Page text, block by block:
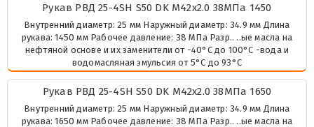
Рукав РВД 25-4SH S50 DK М42х2.0 38МПа 1450
Внутренний диаметр: 25 мм Наружный диаметр: 34.9 мм Длина
рукава: 1450 мм Рабочее давление: 38 МПа Разр.. ..ые масла на
нефтяной основе и их заменители от -40°C до 100°C -вода и
водомасляная эмульсия от 5°C до 93°C
Рукав РВД 25-4SH S50 DK М42х2.0 38МПа 1650
Внутренний диаметр: 25 мм Наружный диаметр: 34.9 мм Длина
рукава: 1650 мм Рабочее давление: 38 МПа Разр.. ..ые масла на